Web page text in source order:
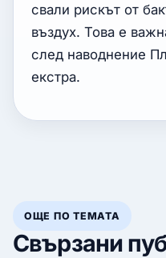
свали рискът от
въздух. Това е
след наводнение
екстра.
ОЩЕ ПО ТЕМАТА
Свързани